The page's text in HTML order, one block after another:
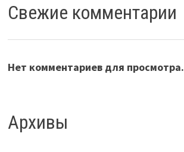
Свежие комментарии
Нет комментариев для просмотра.
Архивы